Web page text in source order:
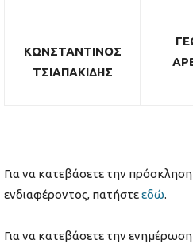
ΚΩΝΣΤΑΝΤΙΝΟΣ
ΤΣΙΑΠΑΚΙΔΗΣ
Για να κατεβάσετε την
ενδιαφέροντος, πατήστεεδώ.
Για να κατεβάσετε την ενημέρωση